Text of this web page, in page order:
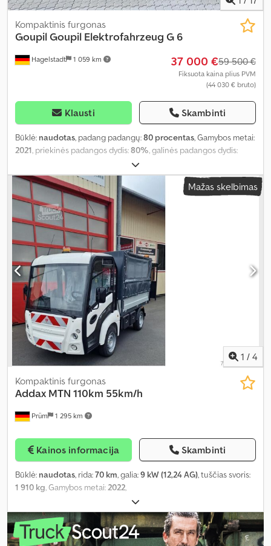
Hagelstadt 1 059 km
Kompaktinis furgonas
GoupilGoupil Elektrofahrzeug G 6
37 000 €59 500 €
Fiksuota kaina plius PVM
(44 030 € bruto)
Klausti Skambinti
Būklė: naudotas, padang padangų:80 procentas, Gamybos metai:
2021 , priekinės padangos dydis:80% , galinės padangos dydis:
80 km/h,
Mažas skelbimas
1 / 4
Prüm 1 295 km
Kompaktinis furgonas
Addax MTN 110km 55km/h
Kainos informacija Skambinti
Būklė: naudotas, rida:70 km, galia:9 kW (12,24 AG), tuščias svoris:
1 910 kg, Gamybos metai:2022,